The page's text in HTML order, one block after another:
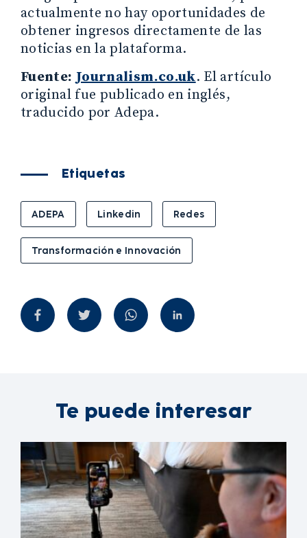
actualmente no hay oportunidades de
obtener ingresos directamente de las
noticias en la plataforma.
Fuente: Journalism.co.uk. El artículo
original fue publicado en inglés,
traducido por Adepa.
Etiquetas
ADEPA Linkedin Redes
Transformación e Innovación
Te puede interesar